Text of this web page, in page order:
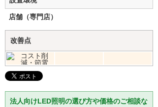
店舗（専門店）
改善点
法人向けLED照明の選び方や価格のご相談な